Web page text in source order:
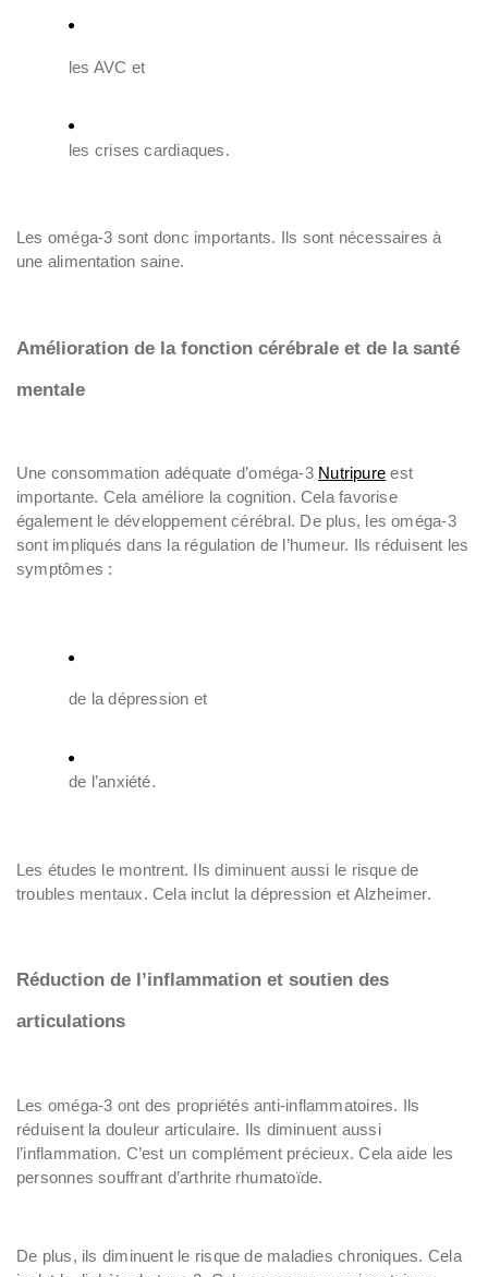
les AVC et
les crises cardiaques.
Les oméga-3 sont donc importants. Ils sont nécessaires à
une alimentation saine.
Amélioration de la fonction cérébrale et de la santé
mentale
Une consommation adéquate d’oméga-3 Nutripure est
importante. Cela améliore la cognition. Cela favorise
également le développement cérébral. De plus, les oméga-3
sont impliqués dans la régulation de l’humeur. Ils réduisent les
symptômes :
de la dépression et
de l’anxiété.
Les études le montrent. Ils diminuent aussi le risque de
troubles mentaux. Cela inclut la dépression et Alzheimer.
Réduction de l’inflammation et soutien des
articulations
Les oméga-3 ont des propriétés anti-inflammatoires. Ils
réduisent la douleur articulaire. Ils diminuent aussi
l’inflammation. C’est un complément précieux. Cela aide les
personnes souffrant d’arthrite rhumatoïde.
De plus, ils diminuent le risque de maladies chroniques. Cela